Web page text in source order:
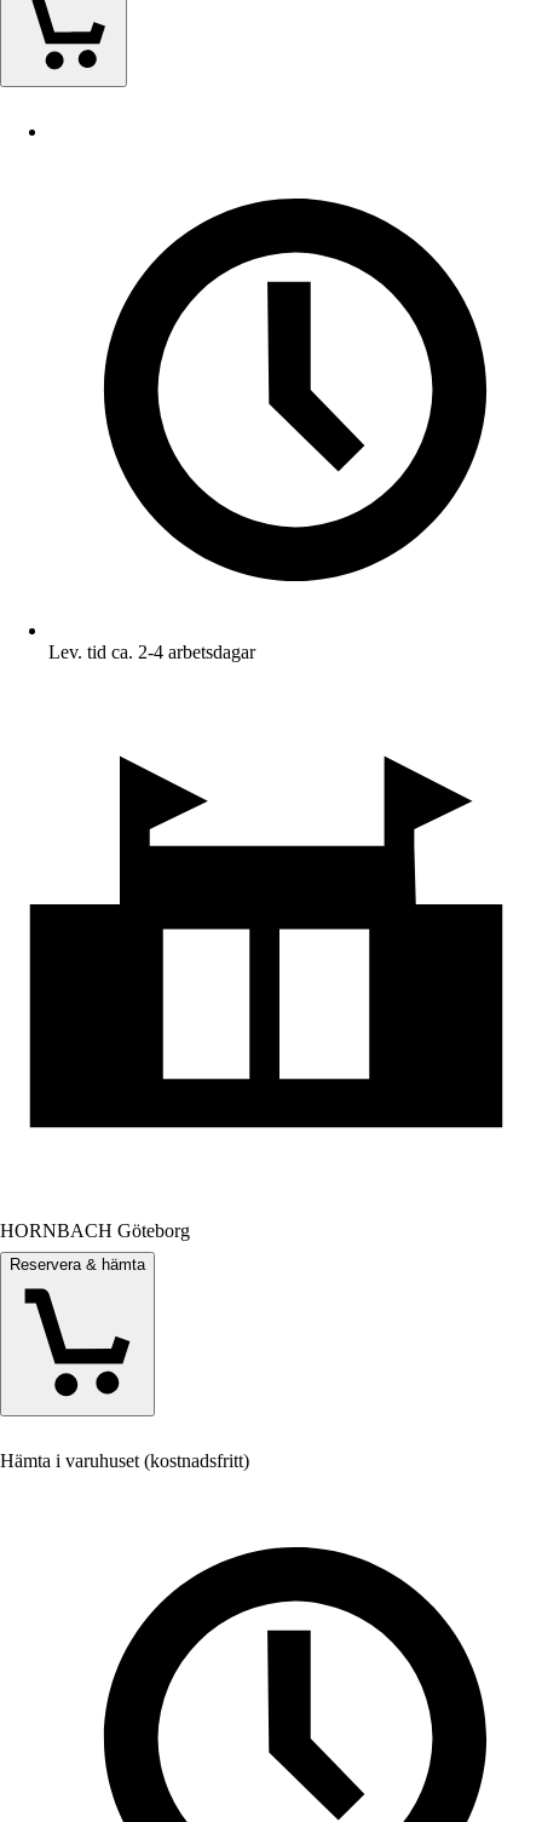
Lev. tid ca. 2-4 arbetsdagar
HORNBACH Göteborg
Reservera & hämta
Hämta i varuhuset (kostnadsfritt)